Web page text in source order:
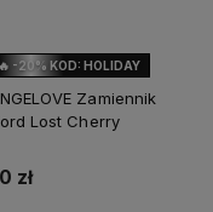
🔥 -20% KOD: HOLIDAY
Zamiennik
Lost Cherry
zł